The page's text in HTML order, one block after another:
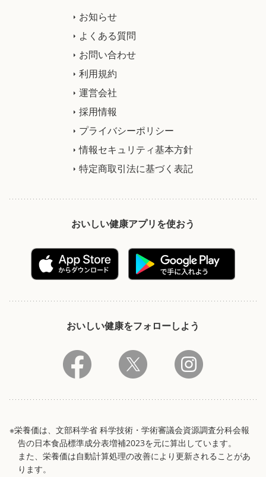
お知らせ
よくある質問
お問い合わせ
利用規約
運営会社
採用情報
プライバシーポリシー
情報セキュリティ基本方針
特定商取引法に基づく表記
おいしい健康アプリを使おう
おいしい健康をフォローしよう
※栄養価は、文部科学省 科学技術・学術審議会資源調査分科会報
告の日本食品標準成分表増補2023を元に算出しています。
また、栄養価は自動計算処理の改善により更新されることがあ
ります。